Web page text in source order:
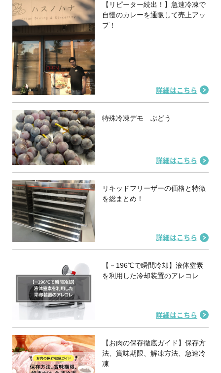
【リピーター続出！】急速冷凍で
自慢のカレーを通販して売上アッ
プ！
詳細はこちら
特殊冷凍デモ ぶどう
詳細はこちら
リキッドフリーザーの価格と特徴
を総まとめ！
詳細はこちら
【－196℃で瞬間冷却】液体窒素
を利用した冷却装置のアレコレ
詳細はこちら
【お肉の保存徹底ガイド】保存方
法、賞味期限、解凍方法、急速冷
凍